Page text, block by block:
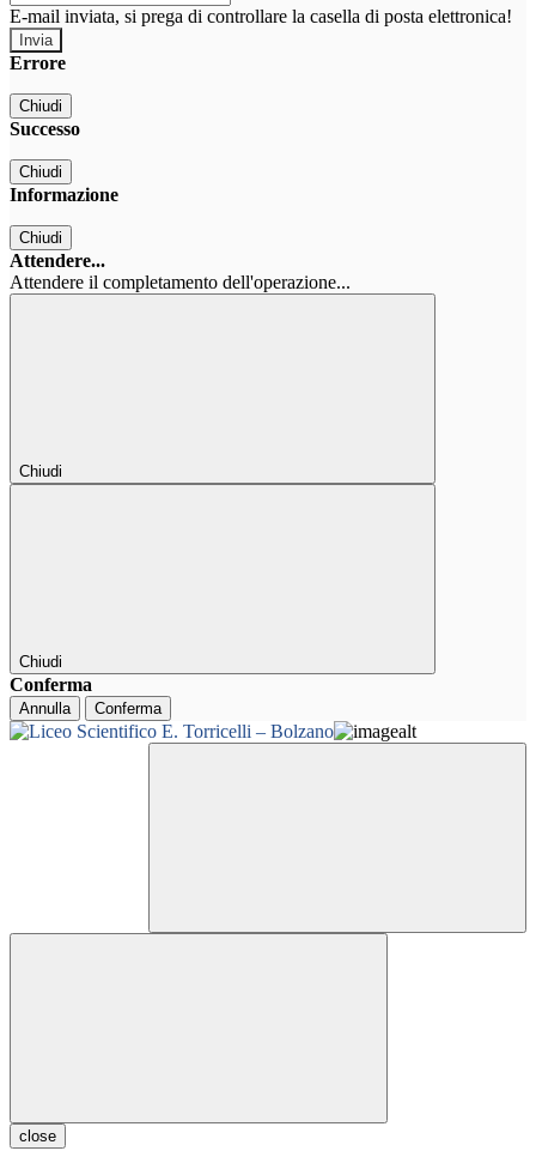
E-mail inviata, si prega di controllare la casella di posta elettronica!
Errore
Chiudi
Successo
Chiudi
Informazione
Chiudi
Attendere...
Attendere il completamento dell'operazione...
Chiudi
Chiudi
Conferma
Annulla Conferma
close